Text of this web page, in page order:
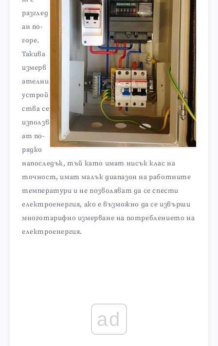
разглед
ан по-
горе.
Такива
измерв
ателни
устрой
ства се
използв
ат по-
рядко
напоследък, тъй като имат нисък клас на
точност, имат малък диапазон на работните
температури и не позволяват да се спести
електроенергия, ако е възможно да се извърши
многотарифно измерване на потреблението на
електроенергия.
ad